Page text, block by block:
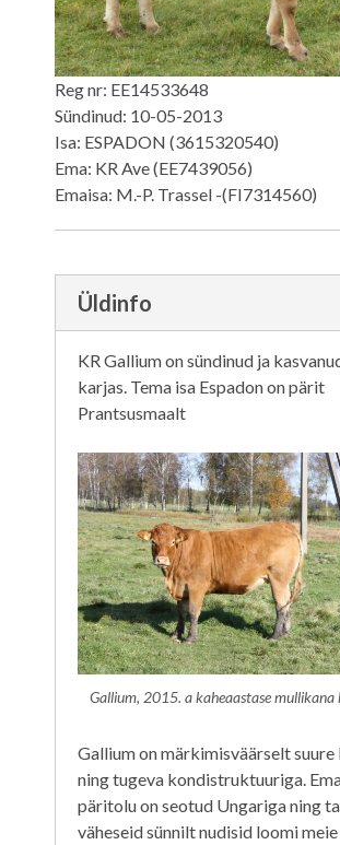
Reg nr: EE14533648
Sündinud: 10-05-2013
Isa: ESPADON (3615320540)
Ema: KR Ave (EE7439056)
Emaisa: M.-P. Trassel -(FI7314560)
Üldinfo
KR Gallium on sündinud ja
karjas. Tema isa Espadon on pärit
Prantsusmaalt
Gallium, 2015. a kaheaastase
Gallium on märkimisväärselt suure
ning tugeva kondistruktuuriga.
päritolu on seotud Ungariga ning
väheseid sünnilt nudisid loomi meie